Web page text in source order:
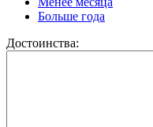
Больше года
Достоинства: